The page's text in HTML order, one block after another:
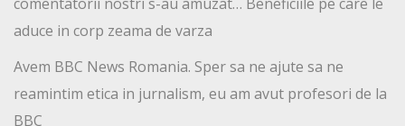
aduce in corp zeama de varza
Avem BBC News Romania. Sper sa ne ajute sa ne
reamintim etica in jurnalism, eu am avut profesori de la
BBC